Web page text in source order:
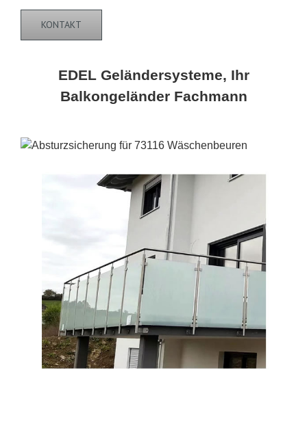
KONTAKT
EDEL Geländersysteme, Ihr
Balkongeländer Fachmann